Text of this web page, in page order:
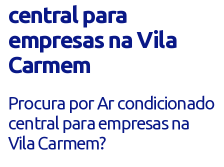
central para
empresas na Vila
Carmem
Procura por Ar condicionado
central para empresas na
Vila Carmem?